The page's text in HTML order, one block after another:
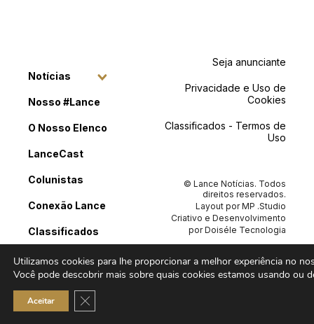
Notícias
Nosso #Lance
O Nosso Elenco
LanceCast
Colunistas
Conexão Lance
Classificados
Contato
Seja anunciante
Privacidade e Uso de
Cookies
Classificados - Termos de
Uso
© Lance Notícias. Todos
direitos reservados.
Layout porMP .Studio
Criativo e Desenvolvimento
porDoiséle Tecnologia
Utilizamos cookies para lhe proporcionar a melhor experiência no
Você pode descobrir mais sobre quais cookies estamos usando ou
Aceitar Close GDPR Cookie Banner